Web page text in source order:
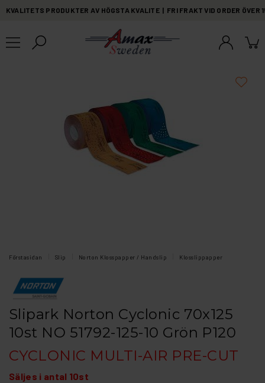
KVALITETS PRODUKTER AV HÖGSTA KVALITE | FRI FRAKT VID ORDER
Förstasidan Slip Norton Klosspapper / Handslip Klosslippapper
Slipark Norton Cyclonic 70x125
10st NO 51792-125-10 Grön P120
CYCLONIC MULTI-AIR PRE-CUT
Säljes i antal 10st